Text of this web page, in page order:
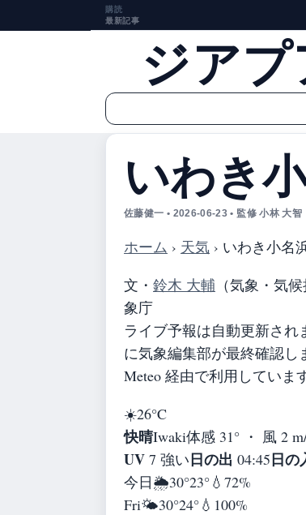
購読
最新記事
ジア
いわき
佐藤健一 • 2026-06-23 • 監修 小林 大智
ホーム › 天気 › いわき小名
文・ 鈴木 大輔 （気象・気候
象庁
ライブ予報は自動更新され
に気象編集部が最終確認し
Meteo 経由で利用しています
☀️26°C
快晴Iwaki体感 31° ・ 風 2
UV 7 強い日の出 04:45日の
今日🌦️30°23°💧72%
Fri🌤️30°24°💧100%